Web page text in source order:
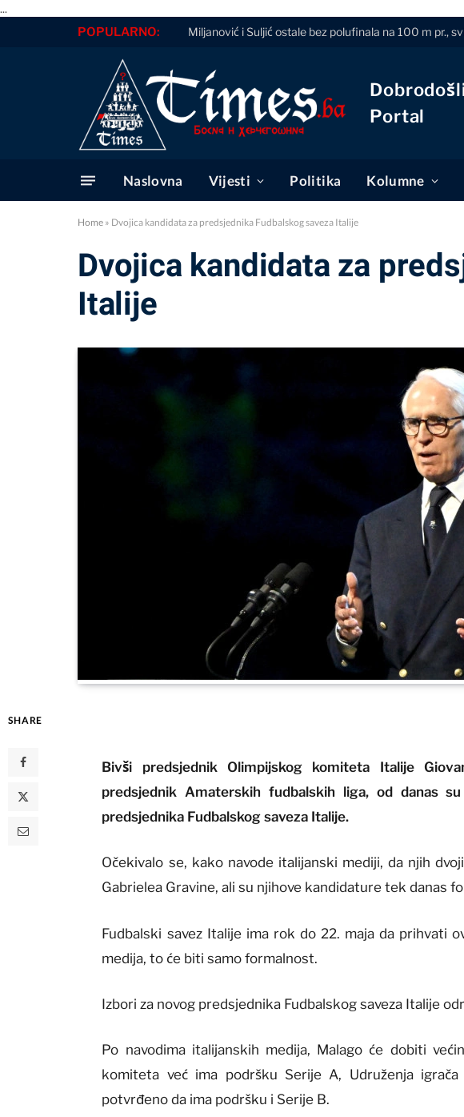
...
POPULARNO: Miljanović i Suljić ostale bez polufinala na 100 m pr.,
Portal
Naslovna Vijesti Politika Kolumne
Home » Dvojica kandidata za predsjednika Fudbalskog saveza Italije
Dvojica kandidata za
Italije
SHARE
Bivši predsjednik Olimpijskog komiteta Italije
predsjednik Amaterskih fudbalskih liga, od danas
predsjednika Fudbalskog saveza Italije.
Očekivalo se, kako navode italijanski mediji, da njih
Gabrielea Gravine, ali su njihove kandidature tek danas
Fudbalski savez Italije ima rok do 22. maja da prihvati
medija, to će biti samo formalnost.
Izbori za novog predsjednika Fudbalskog saveza Italije
Po navodima italijanskih medija, Malago će dobiti
komiteta već ima podršku Serije A, Udruženja
potvrđeno da ima podršku i Serije B.